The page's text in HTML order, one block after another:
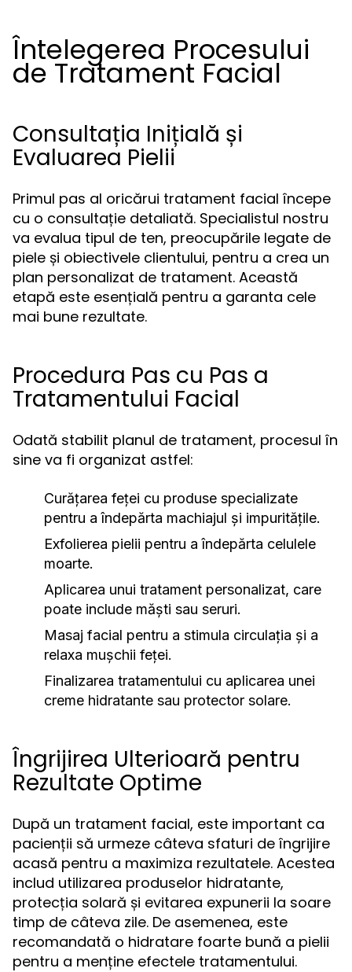
Întelegerea Procesului
de Tratament Facial
Consultația Inițială și
Evaluarea Pielii
Primul pas al oricărui tratament facial începe
cu o consultație detaliată. Specialistul nostru
va evalua tipul de ten, preocupările legate de
piele și obiectivele clientului, pentru a crea un
plan personalizat de tratament. Această
etapă este esențială pentru a garanta cele
mai bune rezultate.
Procedura Pas cu Pas a
Tratamentului Facial
Odată stabilit planul de tratament, procesul în
sine va fi organizat astfel:
Curățarea feței cu produse specializate
pentru a îndepărta machiajul și impuritățile.
Exfolierea pielii pentru a îndepărta celulele
moarte.
Aplicarea unui tratament personalizat, care
poate include măști sau seruri.
Masaj facial pentru a stimula circulația și a
relaxa mușchii feței.
Finalizarea tratamentului cu aplicarea unei
creme hidratante sau protector solare.
Îngrijirea Ulterioară pentru
Rezultate Optime
După un tratament facial, este important ca
pacienții să urmeze câteva sfaturi de îngrijire
acasă pentru a maximiza rezultatele. Acestea
includ utilizarea produselor hidratante,
protecția solară și evitarea expunerii la soare
timp de câteva zile. De asemenea, este
recomandată o hidratare foarte bună a pielii
pentru a menține efectele tratamentului.